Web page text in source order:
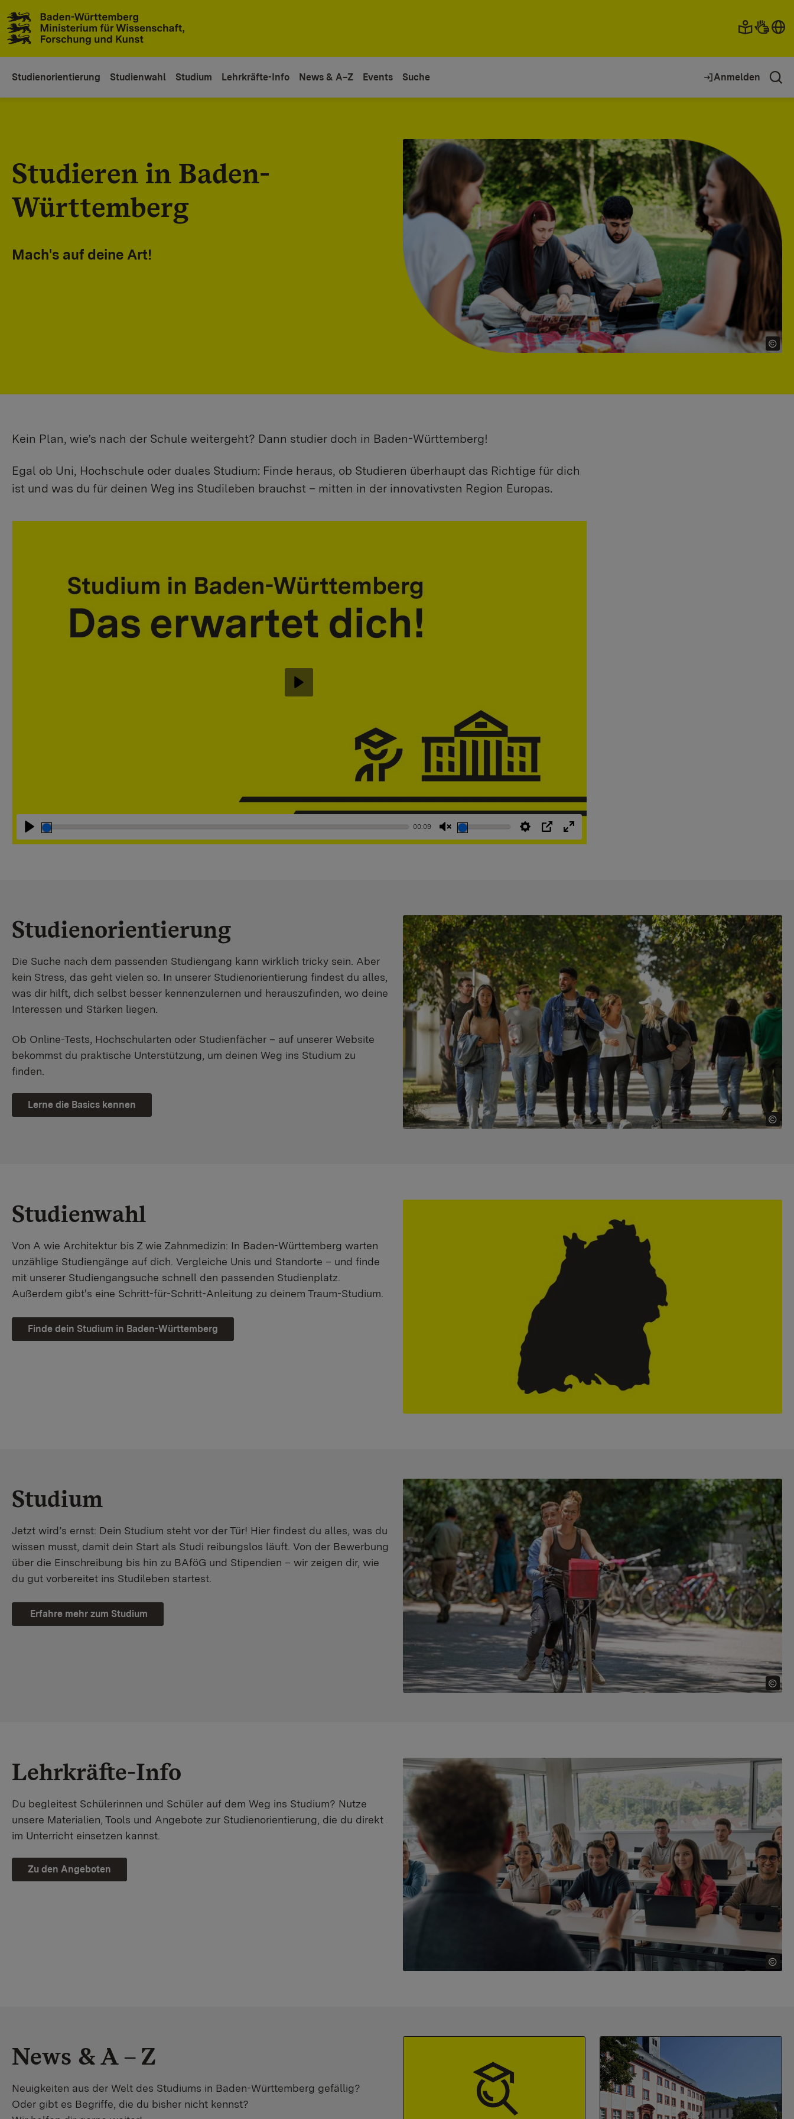
Studienorientierung Studienwahl Studium Lehrkräfte-Info News & A–Z Events Suche Anmelden
Studieren in Baden-
Württemberg
Mach's auf deine Art!
Kein Plan, wie’s nach der Schule weitergeht? Dann studier doch in Baden-Württemberg!
Egal ob Uni, Hochschule oder duales Studium: Finde heraus, ob Studieren überhaupt das Richtige für dich
ist und was du für deinen Weg ins Studileben brauchst – mitten in der innovativsten Region Europas.
Abspielen
00:09
StummschaltungEinstellungen
PIP Vollbild
Abspielen
Studienorientierung
Die Suche nach dem passenden Studiengang kann wirklich tricky sein. Aber
kein Stress, das geht vielen so. In unserer Studienorientierung findest du alles,
was dir hilft, dich selbst besser kennenzulernen und herauszufinden, wo deine
Interessen und Stärken liegen.
Ob Online-Tests, Hochschularten oder Studienfächer – auf unserer Website
bekommst du praktische Unterstützung, um deinen Weg ins Studium zu
finden.
Lerne die Basics kennen
Studienwahl
Von A wie Architektur bis Z wie Zahnmedizin: In Baden-Württemberg warten
unzählige Studiengänge auf dich. Vergleiche Unis und Standorte – und finde
mit unserer Studiengangsuche schnell den passenden Studienplatz.
Außerdem gibt's eine Schritt-für-Schritt-Anleitung zu deinem Traum-Studium.
Finde dein Studium in Baden-Württemberg
Studium
Jetzt wird’s ernst: Dein Studium steht vor der Tür! Hier findest du alles, was du
wissen musst, damit dein Start als Studi reibungslos läuft. Von der Bewerbung
über die Einschreibung bis hin zu BAföG und Stipendien – wir zeigen dir, wie
du gut vorbereitet ins Studileben startest.
Erfahre mehr zum Studium
Lehrkräfte-Info
Du begleitest Schülerinnen und Schüler auf dem Weg ins Studium? Nutze
unsere Materialien, Tools und Angebote zur Studienorientierung, die du direkt
im Unterricht einsetzen kannst.
Zu den Angeboten
News & A – Z
Neuigkeiten aus der Welt des Studiums in Baden-Württemberg gefällig?
Oder gibt es Begriffe, die du bisher nicht kennst?